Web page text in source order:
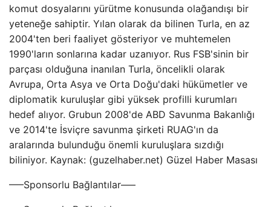
komut dosyalarını yürütme konusunda olağandışı bir
yeteneğe sahiptir. Yılan olarak da bilinen Turla, en az
2004'ten beri faaliyet gösteriyor ve muhtemelen
1990'ların sonlarına kadar uzanıyor. Rus FSB'sinin bir
parçası olduğuna inanılan Turla, öncelikli olarak
Avrupa, Orta Asya ve Orta Doğu'daki hükümetler ve
diplomatik kuruluşlar gibi yüksek profilli kurumları
hedef alıyor. Grubun 2008'de ABD Savunma Bakanlığı
ve 2014'te İsviçre savunma şirketi RUAG'ın da
aralarında bulunduğu önemli kuruluşlara sızdığı
biliniyor. Kaynak: (guzelhaber.net) Güzel Haber Masası
—–Sponsorlu Bağlantılar—–